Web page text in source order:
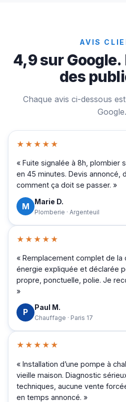
AVIS
4,9 sur
des
Chaque avis ci-dessous
Google.
★★★★★
« Fuite signalée à 8h, plombier
en 45 minutes. Devis annoncé,
comment ça doit se passer. »
M Marie D.
Plomberie · Argenteuil
★★★★★
« Remplacement complet de la
énergie expliquée et déclarée
propre, ponctuelle, polie. Je
»
P Paul M.
Chauffage · Paris 17
★★★★★
« Installation d’une pompe à
vieille maison. Diagnostic
techniques, aucune vente
en temps annoncé. »